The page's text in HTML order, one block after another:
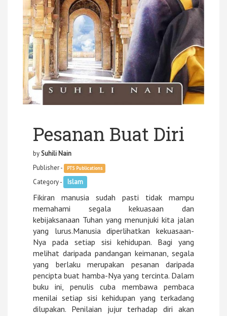
Pesanan Buat Diri
bySuhili Nain
Publisher -
PTS Publications
Category - Islam
Fikiran manusia sudah pasti tidak mampu
memahami segala kekuasaan dan
kebijaksanaan Tuhan yang menunjuki kita jalan
yang lurus.Manusia diperlihatkan kekuasaan-
Nya pada setiap sisi kehidupan. Bagi yang
melihat daripada pandangan keimanan, segala
yang berlaku merupakan pesanan daripada
pencipta buat hamba-Nya yang tercinta. Dalam
buku ini, penulis cuba membawa pembaca
menilai setiap sisi kehidupan yang terkadang
dilupakan. Penilaian jujur terhadap diri akan